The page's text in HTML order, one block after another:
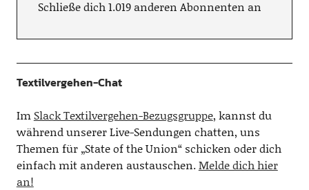
Schließe dich 1.019 anderen Abonnenten an
Textilvergehen-Chat
Im Slack Textilvergehen-Bezugsgruppe, kannst du
während unserer Live-Sendungen chatten, uns
Themen für „State of the Union“ schicken oder dich
einfach mit anderen austauschen.Melde dich hier
an!